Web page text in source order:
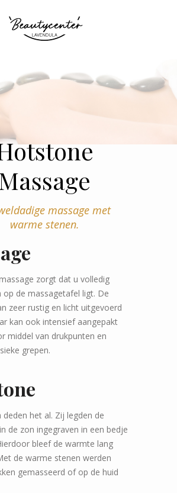
massage met
warme stenen.
zorgt dat u volledig
op de massagetafel ligt. De
zeer rustig en licht uitgevoerd
kan ook intensief aangepakt
middel van drukpunten en
grepen.
deden het al. Zij legden de
de zon ingegraven in een bedje
bleef de warmte lang
de warme stenen werden
gemasseerd of op de huid